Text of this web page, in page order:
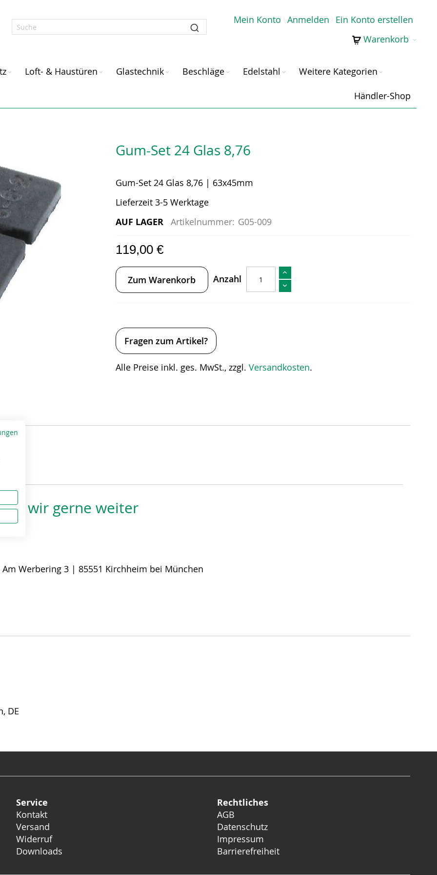
Mein Konto Anmelden
Ein Konto erstellen
Warenkorb
Loft- & Haustüren Glastechnik Beschläge Edelstahl Weitere Kategorien
Händler-Shop
Gum-Set 24 Glas 8,76
Gum-Set 24 Glas 8,76 | 63x45mm
Lieferzeit 3-5 Werktage
AUF LAGER Artikelnummer: G05-009
119,00 €
Anzahl
Zum Warenkorb
Fragen zum Artikel?
Alle Preise inkl. ges. MwSt., zzgl. Versandkosten.
wir gerne weiter
Am Werbering 3 | 85551 Kirchheim bei München
DE
Service
Kontakt
Versand
Widerruf
Downloads
Rechtliches
AGB
Datenschutz
Impressum
Barrierefreiheit